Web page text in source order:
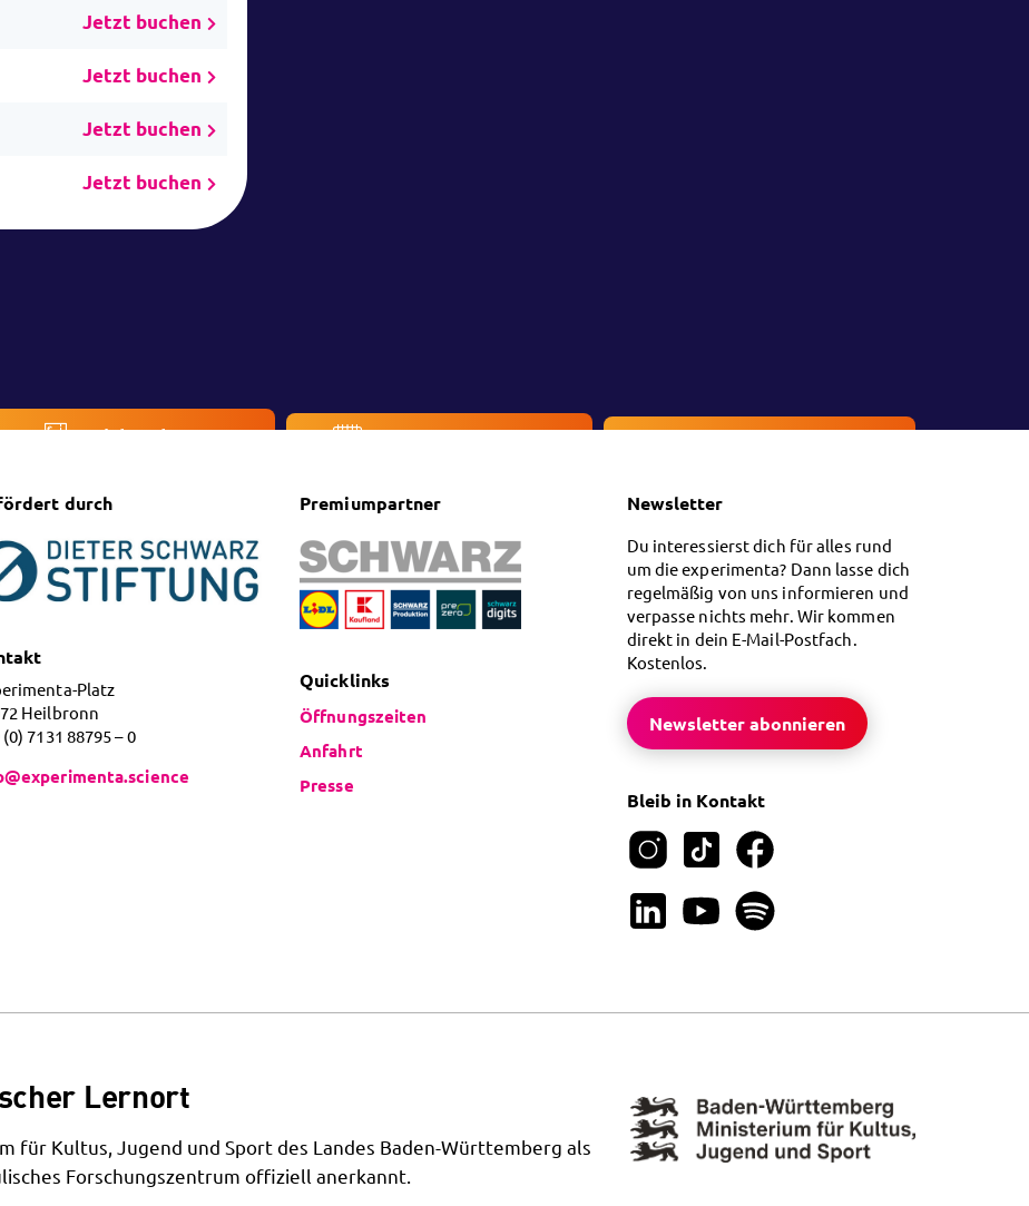
Jetzt buchen
Jetzt buchen
Jetzt buchen
Jetzt buchen
Ticketshop
durch
Platz
Heilbronn
(0) 7131 88795 – 0
Premiumpartner
Quicklinks
Öffnungszeiten
Anfahrt
Presse
Newsletter
Du interessierst dich für alles rund
um die experimenta? Dann lasse dich
regelmäßig von uns informieren und
verpasse nichts mehr. Wir kommen
direkt in dein E-Mail-Postfach.
Kostenlos.
Newsletter abonnieren
Bleib in Kontakt
Lernort
für Kultus, Jugend und Sport des Landes Baden-Württemberg als
Forschungszentrum offiziell anerkannt.